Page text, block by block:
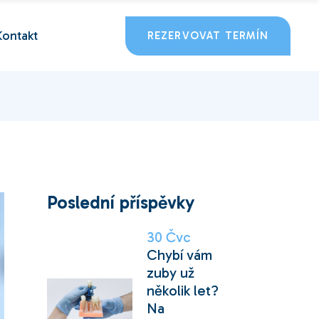
REZERVOVAT TERMÍN
Poslední příspěvky
30 Čvc
Chybí vám
zuby už
několik let?
Na